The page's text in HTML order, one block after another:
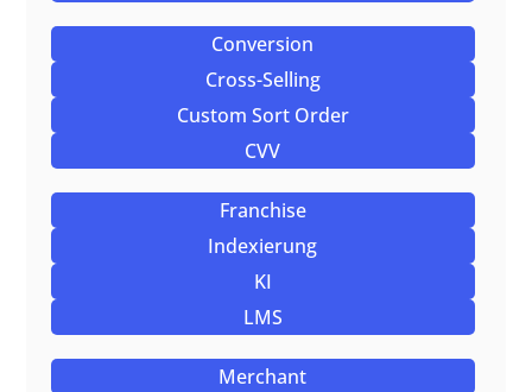
Conversion
Cross-Selling
Custom Sort Order
CVV
Franchise
Indexierung
KI
LMS
Merchant